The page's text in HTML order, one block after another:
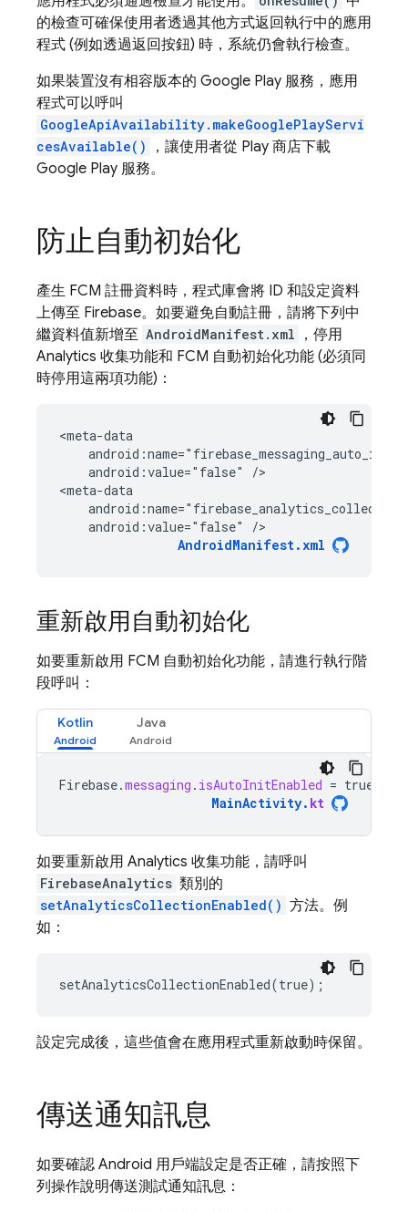
的檢查可確保使用者透過其他方式返回執行中的應用
程式 (例如透過返回按鈕) 時，系統仍會執行檢查。
如果裝置沒有相容版本的 Google Play 服務，應用
程式可以呼叫
GoogleApiAvailability.makeGooglePlayServi
cesAvailable()
，讓使用者從 Play 商店下載
Google Play 服務。
防止自動初始化
產生 FCM 註冊資料時，程式庫會將 ID 和設定資料
上傳至 Firebase。如要避免自動註冊，請將下列中
繼資料值新增至 AndroidManifest.xml
，停用
Analytics 收集功能和 FCM 自動初始化功能 (必須同
時停用這兩項功能)：
<meta-data
    android:value="false" /
>
<meta-data
    android:value="false" />
AndroidManifest.xml
重新啟用自動初始化
如要重新啟用 FCM 自動初始化功能，請進行執行階
段呼叫：
Kotlin Java
Firebase.messaging . isAutoInitEnabled = true
MainActivity. kt
如要重新啟用 Analytics 收集功能，請呼叫
FirebaseAnalytics 類別的
setAnalyticsCollectionEnabled() 方法。例
如：
設定完成後，這些值會在應用程式重新啟動時保留。
傳送通知訊息
如要確認 Android 用戶端設定是否正確，請按照下
列操作說明傳送測試通知訊息：